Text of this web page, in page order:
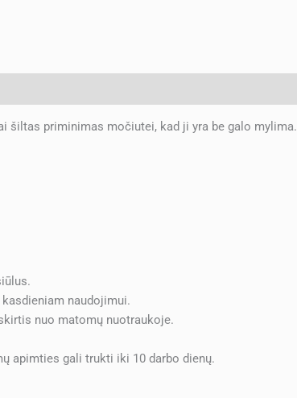
šiltas priminimas močiutei, kad ji yra be galo mylima.
naudojimui.
nuo matomų nuotraukoje.
apimties gali trukti iki 10 darbo dienų.